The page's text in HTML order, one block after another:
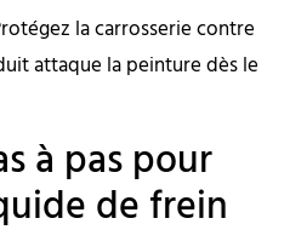
la carrosserie contre
attaque la peinture dès le
à pas pour
de frein